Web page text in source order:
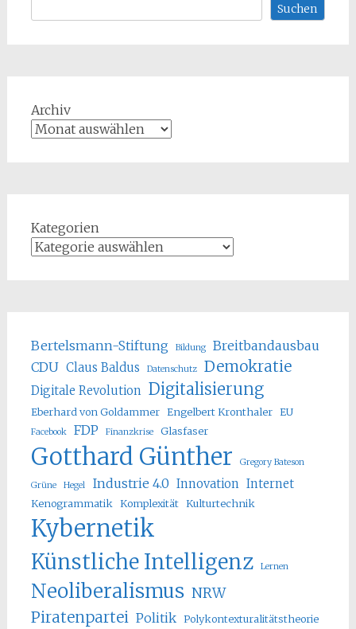
Suchen
Archiv
Kategorien
Bertelsmann-Stiftung Bildung
Breitbandausbau
CDU Claus Baldus Datenschutz Demokratie
Digitale Revolution Digitalisierung
Eberhard von Goldammer Engelbert Kronthaler EU
Facebook FDP Finanzkrise Glasfaser
Gotthard Günther Gregory Bateson
Grüne Hegel Industrie 4.0 Innovation Internet
Kenogrammatik Komplexität Kulturtechnik
Kybernetik
Künstliche Intelligenz Lernen
Neoliberalismus NRW
Piratenpartei Politik Polykontexturalitätstheorie